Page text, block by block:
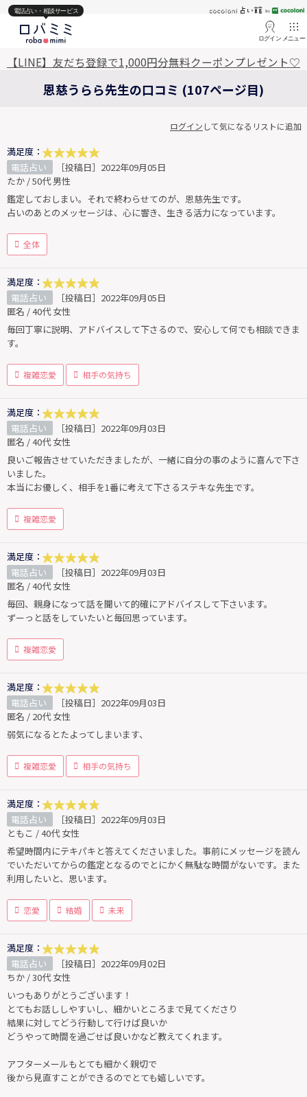
電話占い・相談サービス
ログイン メニュー
【LINE】友だち登録で1,000円分無料クーポンプレゼント♡
恩慈うらら先生の口コミ (107ページ目)
ログイン して気になるリストに追加
満足度：
電話占い
［投稿日］2022年09月05日
たか / 50代 男性
鑑定しておしまい。それで終わらせてのが、恩慈先生です。
占いのあとのメッセージは、心に響き、生きる活力になっています。
全体
満足度：
電話占い
［投稿日］2022年09月05日
匿名 / 40代 女性
毎回丁寧に説明、アドバイスして下さるので、安心して何でも相談できま
す。
複雑恋愛 相手の気持ち
満足度：
電話占い
［投稿日］2022年09月03日
匿名 / 40代 女性
良いご報告させていただきましたが、一緒に自分の事のように喜んで下さ
いました。
本当にお優しく、相手を1番に考えて下さるステキな先生です。
複雑恋愛
満足度：
電話占い
［投稿日］2022年09月03日
匿名 / 40代 女性
毎回、親身になって話を聞いて的確にアドバイスして下さいます。
ずーっと話をしていたいと毎回思っています。
複雑恋愛
満足度：
電話占い
［投稿日］2022年09月03日
匿名 / 20代 女性
弱気になるとたよってしまいます、
複雑恋愛 相手の気持ち
満足度：
電話占い
［投稿日］2022年09月03日
ともこ / 40代 女性
希望時間内にテキパキと答えてくださいました。事前にメッセージを読ん
でいただいてからの鑑定となるのでとにかく無駄な時間がないです。また
利用したいと、思います。
恋愛 結婚 未来
満足度：
電話占い
［投稿日］2022年09月02日
ちか / 30代 女性
いつもありがとうございます！
とてもお話ししやすいし、細かいところまで見てくださり
結果に対してどう行動して行けば良いか
どうやって時間を過ごせば良いかなど教えてくれます。
アフターメールもとても細かく親切で
後から見直すことができるのでとても嬉しいです。